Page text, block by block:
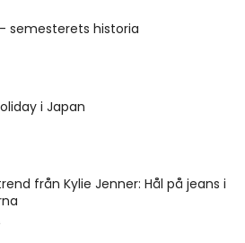
semesterets historia
i Japan
från Kylie Jenner: Hål på jeans i